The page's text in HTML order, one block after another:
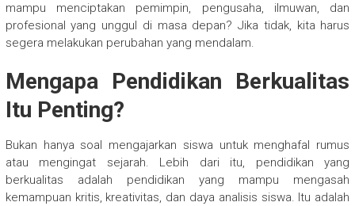
mampu menciptakan pemimpin, pengusaha, ilmuwan, dan
profesional yang unggul di masa depan? Jika tidak, kita harus
segera melakukan perubahan yang mendalam.
Mengapa Pendidikan Berkualitas
Itu Penting?
Bukan hanya soal mengajarkan siswa untuk menghafal rumus
atau mengingat sejarah. Lebih dari itu, pendidikan yang
berkualitas adalah pendidikan yang mampu mengasah
kemampuan kritis, kreativitas, dan daya analisis siswa. Itu adalah